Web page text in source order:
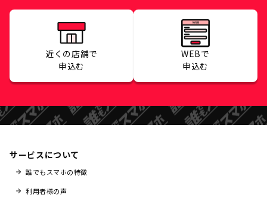
近くの店舗で
申込む
WEBで
申込む
サービスについて
誰でもスマホの特徴
利用者様の声